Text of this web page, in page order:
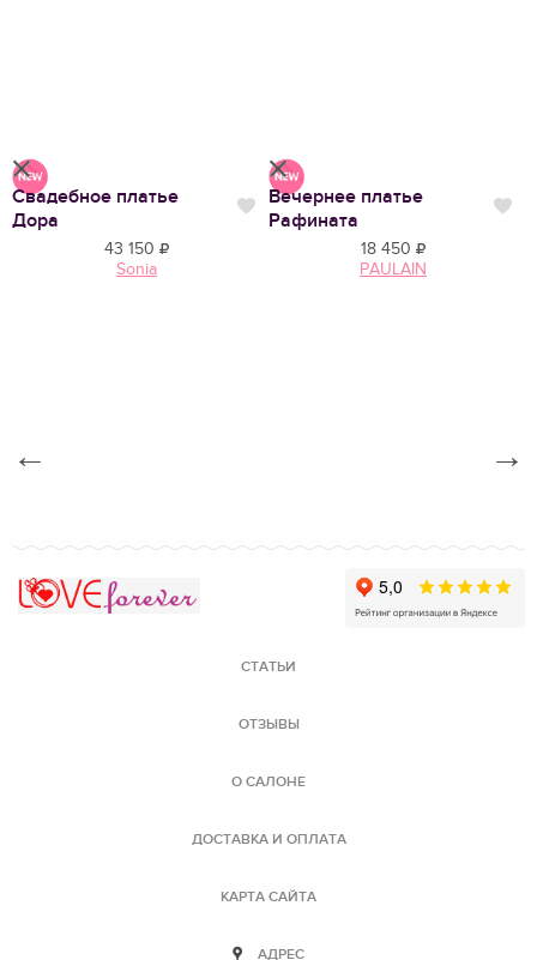
Нравится
Свадебное платье
Дора
Нравится
43 150
Sonia
Вечернее платье
Рафината
18 450
PAULAIN
← →
СТАТЬИ
ОТЗЫВЫ
О САЛОНЕ
ДОСТАВКА И ОПЛАТА
КАРТА САЙТА
АДРЕС